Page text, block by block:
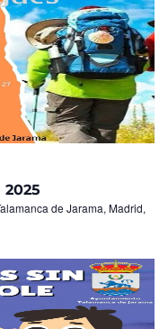
2025
de Jarama, Madrid,